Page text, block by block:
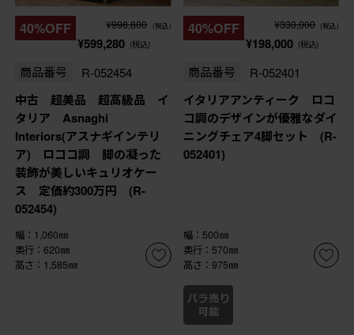
40%OFF ¥998,800 (税込)
¥599,280 (税込)
商品番号 R-052454
中古 超美品 超高級品 イ
タリア Asnaghi
Interiors(アスナギインテリ
ア) ロココ調 脚の凝った
装飾が美しいキュリオケー
ス 定価約300万円 (R-
052454)
幅：1,060㎜
奥行：620㎜
高さ：1,585㎜
40%OFF ¥330,000 (税込)
¥198,000 (税込)
商品番号 R-052401
イタリアアンティーク ロコ
コ調のデザインが優雅なダイ
ニングチェア4脚セット (R-
052401)
幅：500㎜
奥行：570㎜
高さ：975㎜